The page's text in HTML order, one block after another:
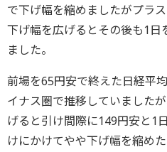
で下げ幅を縮めましたがプラ
下げ幅を広げるとその後も1日
ました。
前場を65円安で終えた日経平
イナス圏で推移していました
げると引け間際に149円安と1
けにかけてやや下げ幅を縮め